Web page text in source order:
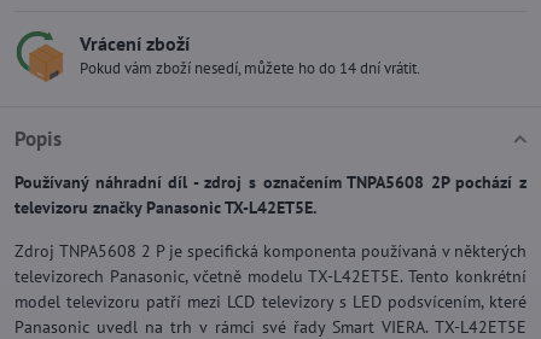
Vrácení zboží
Pokud vám zboží nesedí, můžete ho do 14 dní vrátit.
Popis
Používaný náhradní díl - zdroj s označením TNPA5608 2P pochází z
televizoru značky Panasonic TX-L42ET5E.
Zdroj TNPA5608 2 P je specifická komponenta používaná v některých
televizorech Panasonic, včetně modelu TX-L42ET5E. Tento konkrétní
model televizoru patří mezi LCD televizory s LED podsvícením, které
Panasonic uvedl na trh v rámci své řady Smart VIERA. TX-L42ET5E